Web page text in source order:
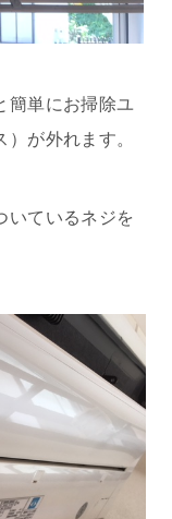
簡単にお掃除ユ
が外れます。
いているネジを